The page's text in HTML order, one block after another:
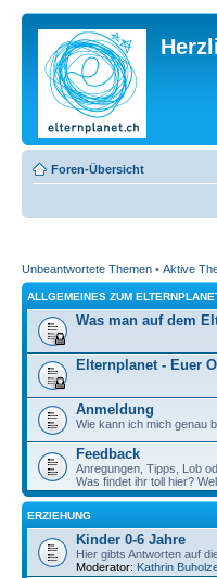
Foren-Übersicht
Unbeantwortete Themen • Aktive
ALLGEMEINES ZUM
Was man auf dem
Elternplanet - Euer
Anmeldung
Wie kann ich mich genau
Feedback
Anregungen, Tipps, Lob
Was findet ihr toll hier?
ERZIEHUNG
Kinder 0-6 Jahre
Hier gibts Antworten auf
Moderator: Kathrin